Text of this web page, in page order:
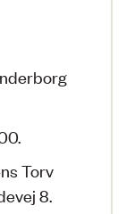
Torv
8.